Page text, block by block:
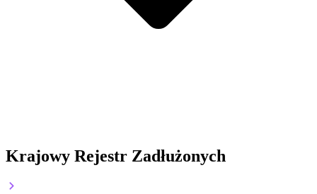
Krajowy Rejestr Zadłużonych